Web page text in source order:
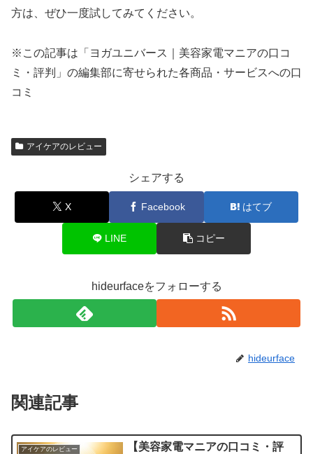
方は、ぜひ一度試してみてください。
※この記事は「ヨガユニバース｜美容家電マニアの口コ
ミ・評判」の編集部に寄せられた各商品・サービスへの口
コミ
アイケアのレビュー
シェアする
X Facebook はてブ
LINE コピー
hideurfaceをフォローする
hideurface
関連記事
アイケアのレビュー
【美容家電マニアの口コミ・評